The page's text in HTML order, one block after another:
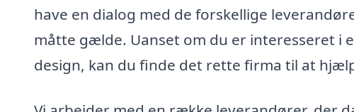
have en dialog med de forskellige
måtte gælde. Uanset om du er interesseret
design, kan du finde det rette firma til at